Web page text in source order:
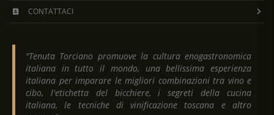
CONTATTACI
"Tenuta Torciano promuove la cultura enogastronomica
italiana in tutto il mondo, una bellissima esperienza
italiana per imparare le migliori combinazioni tra vino e
cibo, l'etichetta del bicchiere, i segreti della cucina
italiana, le tecniche di vinificazione toscana e altro